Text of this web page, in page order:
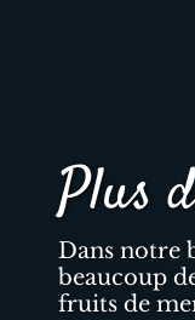
Plus
Dans notre
beaucoup
fruits de